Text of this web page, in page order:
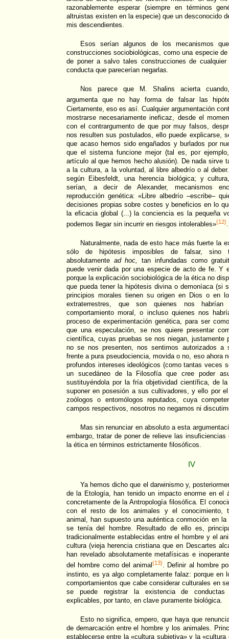
razonablemente esperar (siempre en términos
altruistas existen en la especie) que un desconocido
mis descendientes.
Esos serían algunos de los mecanismos
construcciones sociobiológicas, como una especie
de poner a salvo tales construcciones de
conducta que parecerían negarlas.
Nos parece que M. Shalins acierta
argumenta que no hay forma de falsar las
Ciertamente, eso es así. Cualquier argumentación
mostrarse necesariamente ineficaz, desde el
con el contrargumento de que por muy falsos,
nos resulten sus postulados, ello puede explicarse,
que acaso hemos sido engañados y burlados por
que el sistema funcione mejor (tal es, por
artículo al que hemos hecho alusión). De nada sirve
a la cultura, a la voluntad, al libre albedrío o al
según Eibesfeldt, una herencia biológica; y
serían, a decir de Alexander, mecanismos
reproducción genética: «Libre albedrío –escribe–
decisiones propias sobre costes y beneficios en lo
la eficacia global (...) la conciencia es la pequeña
podemos llegar sin incurrir en riesgos intolerables»{12}.
Naturalmente, nada de esto hace más fuerte la
sólo de hipótesis imposibles de falsar, sino
absolutamente ad hoc,
tan infundadas como
puede venir dada por una especie de acto de fe. Y
porque la explicación sociobiológica de la ética no
que pueda tener la hipótesis divina o demoníaca (si
principios morales tienen su origen en Dios o en
extraterrestres, que son quienes nos
comportamiento moral, o incluso quienes nos
proceso de experimentación genética, para ser
que una especulación, se nos quiere presentar
científica, cuyas pruebas se nos niegan, justamente
no se nos presenten, nos sentimos autorizados a
frente a pura pseudociencia, movida o no, eso ahora
profundos intereses ideológicos (como tantas veces
un sucedáneo de la Filosofía que cree poder
sustituyéndola por la fría objetividad científica, de
suponer en posesión a sus cultivadores, y ello por
zoólogos o entomólogos reputados, cuya
campos respectivos, nosotros no negamos ni
Mas sin renunciar en absoluto a esta
embargo, tratar de poner de relieve las
la ética en términos estrictamente filosóficos.
IV
Ya hemos dicho que el darwinismo y,
de la Etología, han tenido un impacto enorme en el
concretamente de la Antropología filosófica. El
con el resto de los animales y el conocimiento,
animal, han supuesto una auténtica conmoción en
se tenía del hombre. Resultado de ello es,
tradicionalmente establecidas entre el hombre y el
cultura (vieja herencia cristiana que en Descartes
han revelado absolutamente metafísicas e
del hombre como del animal{13}. Definir al hombre
instinto, es ya algo completamente falaz: porque en
comportamientos que cabe considerar culturales en
se puede registrar la existencia de conductas
explicables, por tanto, en clave puramente biológica.
Esto no significa, empero, que haya que
de demarcación entre el hombre y los animales.
establecerse entre la «cultura subjetiva» y la